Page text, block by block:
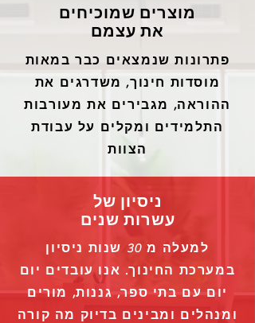
מוצרים שמוכיחים
את עצמם
פתרונות שנמצאים כבר במאות
מוסדות חינוך, משדרגים את
ההוראה, מגבירים את מעורבות
התלמידים ומקלים על עבודת
הצוות
ניסיון של
עשרות שנים
למעלה מ 30 שנות ניסיון
במערכת החינוך. אנו עובדים יום
יום עם בתי ספר, גננות, מורים
ומנהלים ומבינים בדיוק מה קורה